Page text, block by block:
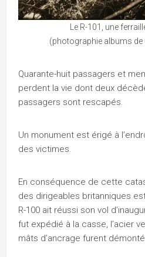
Le R-101, une
(photographie albums de
Quarante-huit passagers et
perdent la vie dont deux
passagers sont rescapés.
Un monument est érigé à
des victimes.
En conséquence de cette
des dirigeables britanniques
R-100 ait réussi son vol
fut expédié à la casse, l’acier
mâts d’ancrage furent